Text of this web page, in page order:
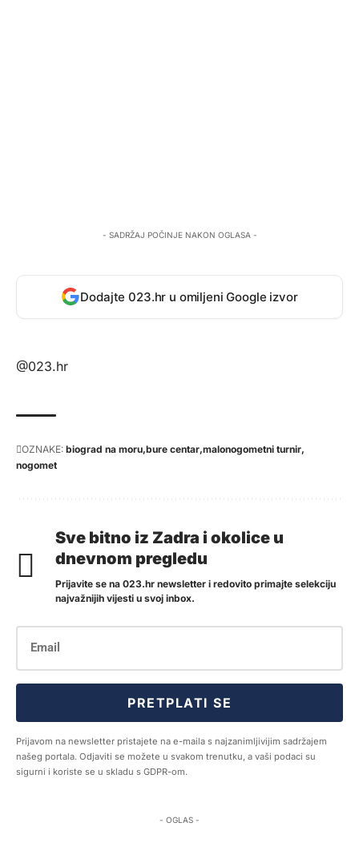
- SADRŽAJ POČINJE NAKON OGLASA -
Dodajte 023.hr u omiljeni Google izvor
@023.hr
OZNAKE: biograd na moru bure centar malonogometni turnir
nogomet
Sve bitno iz Zadra i okolice u
dnevnom pregledu
Prijavite se na 023.hr newsletter i redovito primajte selekciju
najvažnijih vijesti u svoj inbox.
PRETPLATI SE
Prijavom na newsletter pristajete na e-maila s najzanimljivijim sadržajem
našeg portala. Odjaviti se možete u svakom trenutku, a vaši podaci su
sigurni i koriste se u skladu s GDPR-om.
- OGLAS -